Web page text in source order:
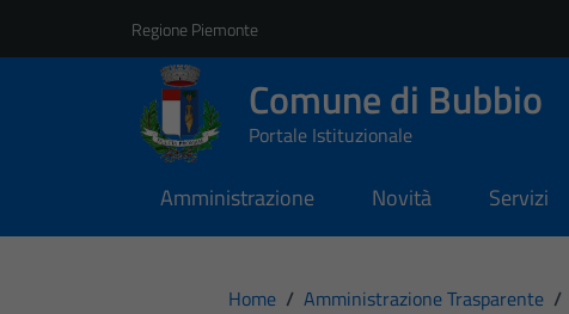
Regione Piemonte
Comune di Bubbio
Portale Istituzionale
Amministrazione Novità Servizi
Home / Amministrazione Trasparente /